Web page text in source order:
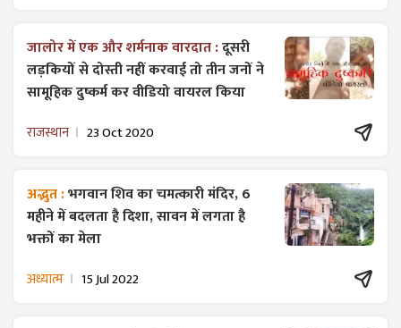
जालोर में एक और शर्मनाक वारदात :दूसरी
लड़कियों से दोस्ती नहीं करवाई तो तीन जनों ने
सामूहिक दुष्कर्म कर वीडियो वायरल किया
राजस्थान 23 Oct 2020
अद्भुत :भगवान शिव का चमत्कारी मंदिर, 6
महीने में बदलता है दिशा, सावन में लगता है
भक्तों का मेला
अध्यात्म 15 Jul 2022